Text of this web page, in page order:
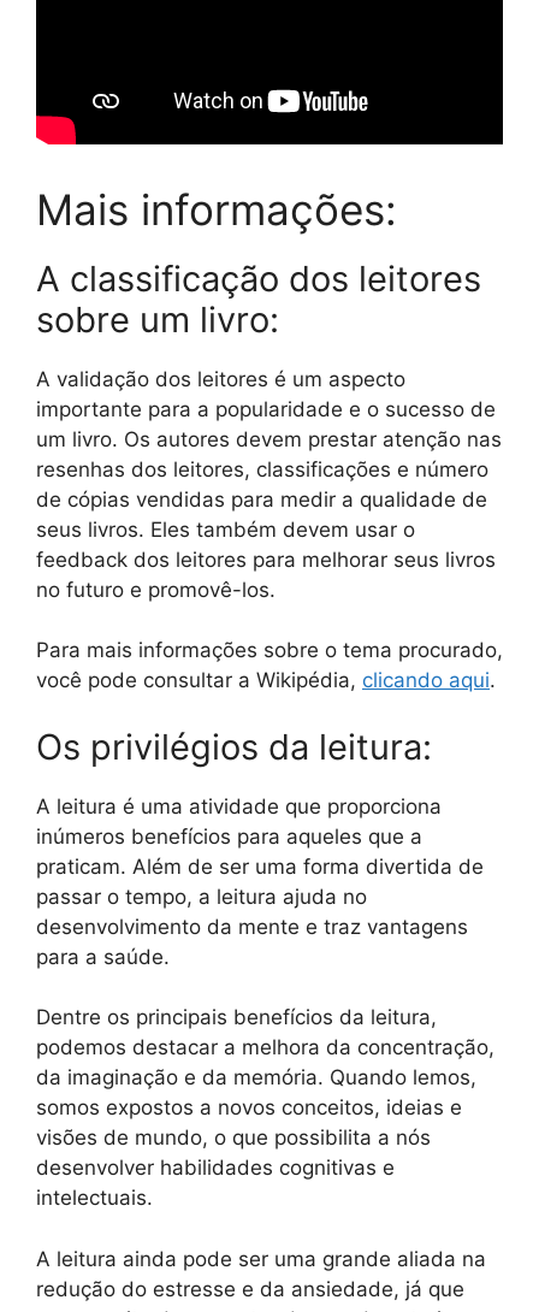
Mais informações:
A classificação dos leitores
sobre um livro:
A validação dos leitores é um aspecto
importante para a popularidade e o sucesso de
um livro. Os autores devem prestar atenção nas
resenhas dos leitores, classificações e número
de cópias vendidas para medir a qualidade de
seus livros. Eles também devem usar o
feedback dos leitores para melhorar seus livros
no futuro e promovê-los.
Para mais informações sobre o tema procurado,
você pode consultar a Wikipédia, clicando aqui.
Os privilégios da leitura:
A leitura é uma atividade que proporciona
inúmeros benefícios para aqueles que a
praticam. Além de ser uma forma divertida de
passar o tempo, a leitura ajuda no
desenvolvimento da mente e traz vantagens
para a saúde.
Dentre os principais benefícios da leitura,
podemos destacar a melhora da concentração,
da imaginação e da memória. Quando lemos,
somos expostos a novos conceitos, ideias e
visões de mundo, o que possibilita a nós
desenvolver habilidades cognitivas e
intelectuais.
A leitura ainda pode ser uma grande aliada na
redução do estresse e da ansiedade, já que